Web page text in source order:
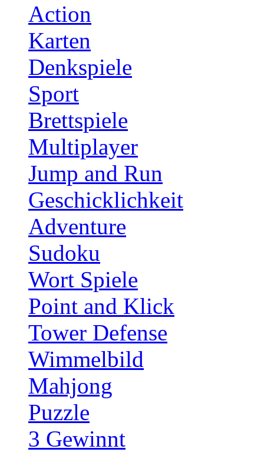
Action
Karten
Denkspiele
Sport
Brettspiele
Multiplayer
Jump and Run
Geschicklichkeit
Adventure
Sudoku
Wort Spiele
Point and Klick
Tower Defense
Wimmelbild
Mahjong
Puzzle
3 Gewinnt